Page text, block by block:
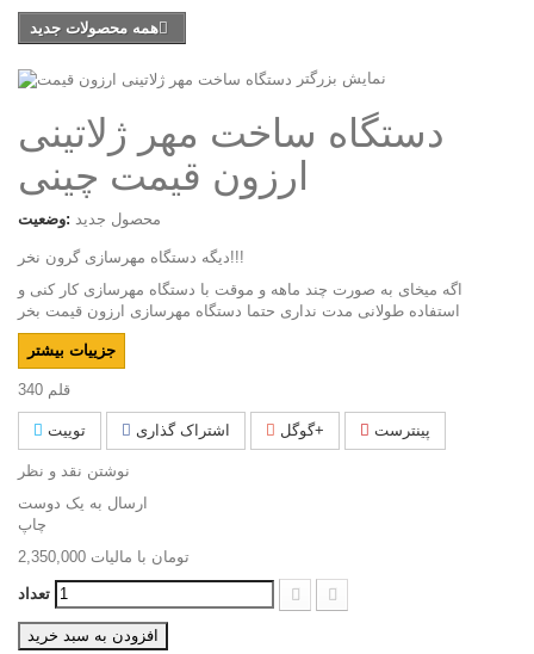
همه محصولات جدید
نمایش بزرگتر
دستگاه ساخت مهر ژلاتینی
ارزون قیمت چینی
وضعیت: محصول جدید
دیگه دستگاه مهرسازی گرون نخر!!!
اگه میخای به صورت چند ماهه و موقت با دستگاه مهرسازی کار کنی و
استفاده طولانی مدت نداری حتما دستگاه مهرسازی ارزون قیمت بخر
جزییات بیشتر
340 قلم
توییت اشتراک گذاری گوگل+ پینترست
نوشتن نقد و نظر
ارسال به یک دوست
چاپ
2,350,000 تومان با ماليات
تعداد
افزودن به سبد خرید